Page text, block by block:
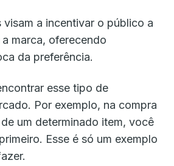
visam a incentivar o público a
marca, oferecendo
da preferência.
esse tipo de
Por exemplo, na compra
um determinado item, você
Esse é só um exemplo